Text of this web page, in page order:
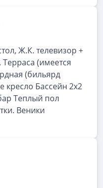
Ж.К. телевизор +
(имеется
(бильярд
кресло Бассейн 2x2
Теплый пол
Веники